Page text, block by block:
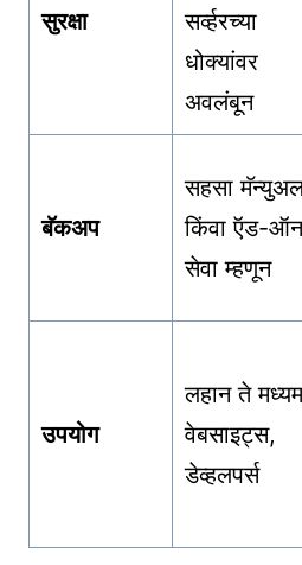
सुरक्षा
सर्व्हरच्या
धोक्यांवर
अवलंबून
बॅकअप
सहसा
किंवा ऍड-ऑन
सेवा म्हणून
उपयोग
लहान ते मध्यम
वेबसाइट्स,
डेव्हलपर्स